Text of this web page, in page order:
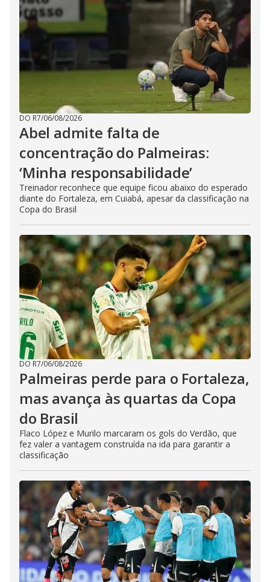
DO R7/06/08/2026
Abel admite falta de
concentração do Palmeiras:
‘Minha responsabilidade’
Treinador reconhece que equipe ficou abaixo do esperado
diante do Fortaleza, em Cuiabá, apesar da classificação na
Copa do Brasil
DO R7/06/08/2026
Palmeiras perde para o Fortaleza,
mas avança às quartas da Copa
do Brasil
Flaco López e Murilo marcaram os gols do Verdão, que
fez valer a vantagem construída na ida para garantir a
classificação